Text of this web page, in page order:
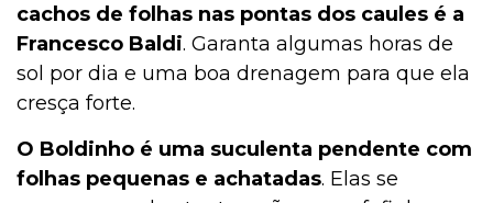
cachos de folhas nas pontas dos caules é a
Francesco Baldi. Garanta algumas horas de
sol por dia e uma boa drenagem para que ela
cresça forte.
O Boldinho é uma suculenta pendente com
folhas pequenas e achatadas. Elas se